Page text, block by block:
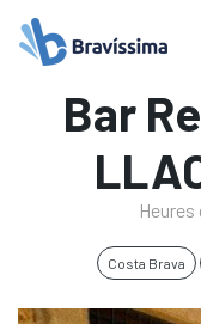
Bar
Costa Brava